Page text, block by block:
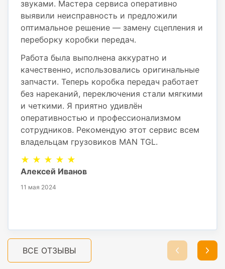
звуками. Мастера сервиса оперативно
выявили неисправность и предложили
оптимальное решение — замену сцепления и
переборку коробки передач.
Работа была выполнена аккуратно и
качественно, использовались оригинальные
запчасти. Теперь коробка передач работает
без нареканий, переключения стали мягкими
и четкими. Я приятно удивлён
оперативностью и профессионализмом
сотрудников. Рекомендую этот сервис всем
владельцам грузовиков MAN TGL.
★ ★ ★ ★ ★
Алексей Иванов
11 мая 2024
ВСЕ ОТЗЫВЫ